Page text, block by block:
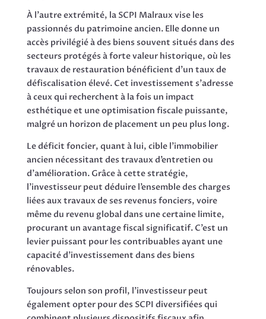
À l’autre extrémité, la SCPI Malraux vise les
passionnés du patrimoine ancien. Elle donne un
accès privilégié à des biens souvent situés dans des
secteurs protégés à forte valeur historique, où les
travaux de restauration bénéficient d’un taux de
défiscalisation élevé. Cet investissement s’adresse
à ceux qui recherchent à la fois un impact
esthétique et une optimisation fiscale puissante,
malgré un horizon de placement un peu plus long.
Le déficit foncier, quant à lui, cible l’immobilier
ancien nécessitant des travaux d’entretien ou
d’amélioration. Grâce à cette stratégie,
l’investisseur peut déduire l’ensemble des charges
liées aux travaux de ses revenus fonciers, voire
même du revenu global dans une certaine limite,
procurant un avantage fiscal significatif. C’est un
levier puissant pour les contribuables ayant une
capacité d’investissement dans des biens
rénovables.
Toujours selon son profil, l’investisseur peut
également opter pour des SCPI diversifiées qui